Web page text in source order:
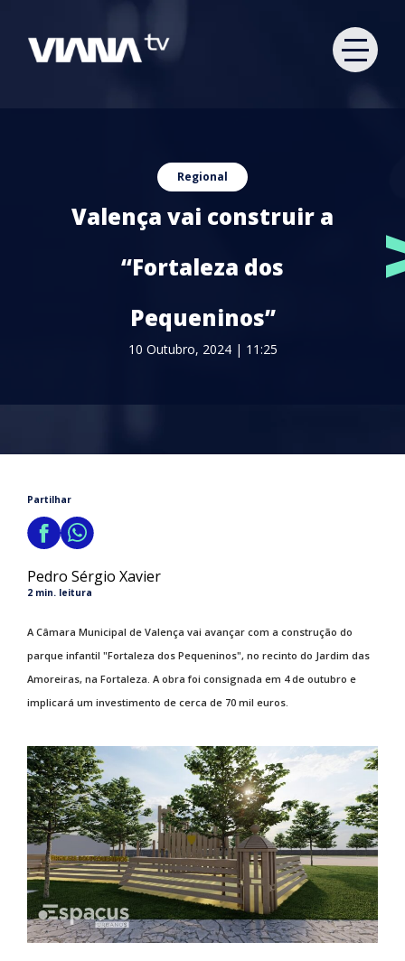
Regional
Valença vai construir a
“Fortaleza dos
Pequeninos”
10 Outubro, 2024 | 11:25
Partilhar
Pedro Sérgio Xavier
2 min. leitura
A Câmara Municipal de Valença vai avançar com a construção do
parque infantil "Fortaleza dos Pequeninos", no recinto do Jardim das
Amoreiras, na Fortaleza. A obra foi consignada em 4 de outubro e
implicará um investimento de cerca de 70 mil euros.